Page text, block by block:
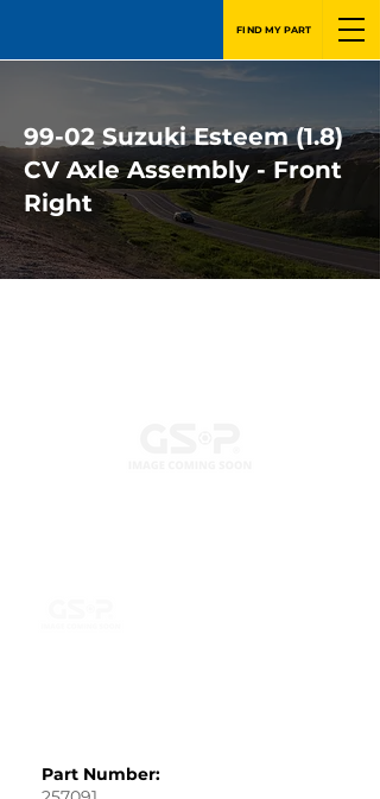
FIND MY PART
99-02 Suzuki Esteem (1.8)
CV Axle Assembly - Front
Right
Part Number: